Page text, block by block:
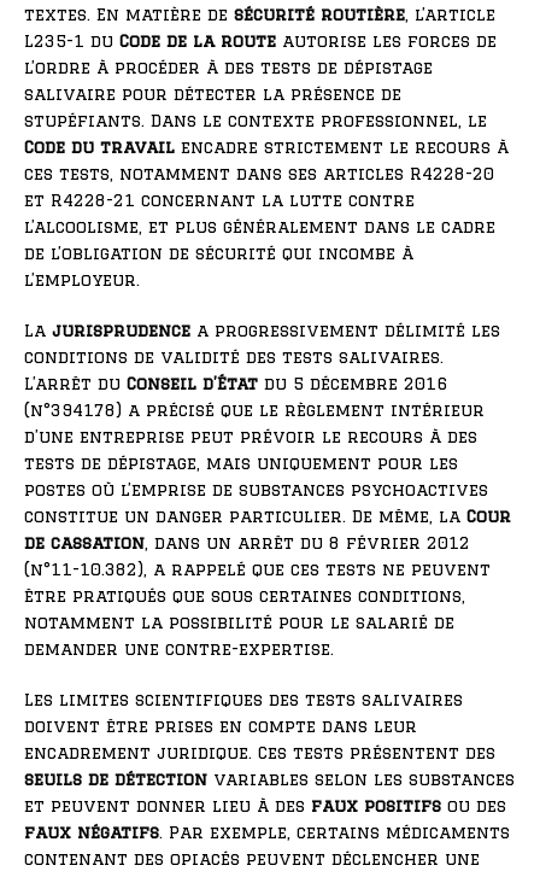
textes. En matière de sécurité routière , l’article
L235-1 du Code de la route autorise les forces de
l’ordre à procéder à des tests de dépistage
salivaire pour détecter la présence de
stupéfiants. Dans le contexte professionnel, le
Code du travail encadre strictement le recours à
ces tests, notamment dans ses articles R4228-20
et R4228-21 concernant la lutte contre
l’alcoolisme, et plus généralement dans le cadre
de l’obligation de sécurité qui incombe à
l’employeur.
La jurisprudence a progressivement délimité les
conditions de validité des tests salivaires.
L’arrêt du Conseil d’État du 5 décembre 2016
(n°394178) a précisé que le règlement intérieur
d’une entreprise peut prévoir le recours à des
tests de dépistage, mais uniquement pour les
postes où l’emprise de substances psychoactives
constitue un danger particulier. De même, la Cour
de cassation , dans un arrêt du 8 février 2012
(n°11-10.382), a rappelé que ces tests ne peuvent
être pratiqués que sous certaines conditions,
notamment la possibilité pour le salarié de
demander une contre-expertise.
Les limites scientifiques des tests salivaires
doivent être prises en compte dans leur
encadrement juridique. Ces tests présentent des
seuils de détection variables selon les substances
et peuvent donner lieu à des faux positifs ou des
faux négatifs. Par exemple, certains médicaments
contenant des opiacés peuvent déclencher une